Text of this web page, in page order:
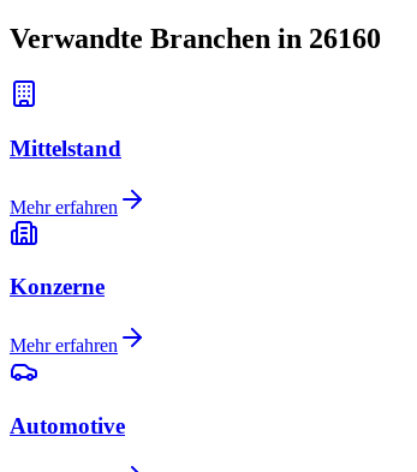
Verwandte Branchen in 26160
Mittelstand
Mehr erfahren
Konzerne
Mehr erfahren
Automotive